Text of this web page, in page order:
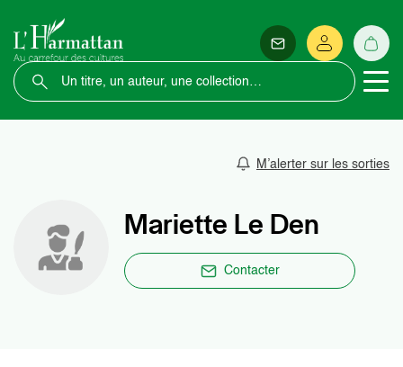
M’alerter sur les sorties
Mariette Le Den
Contacter